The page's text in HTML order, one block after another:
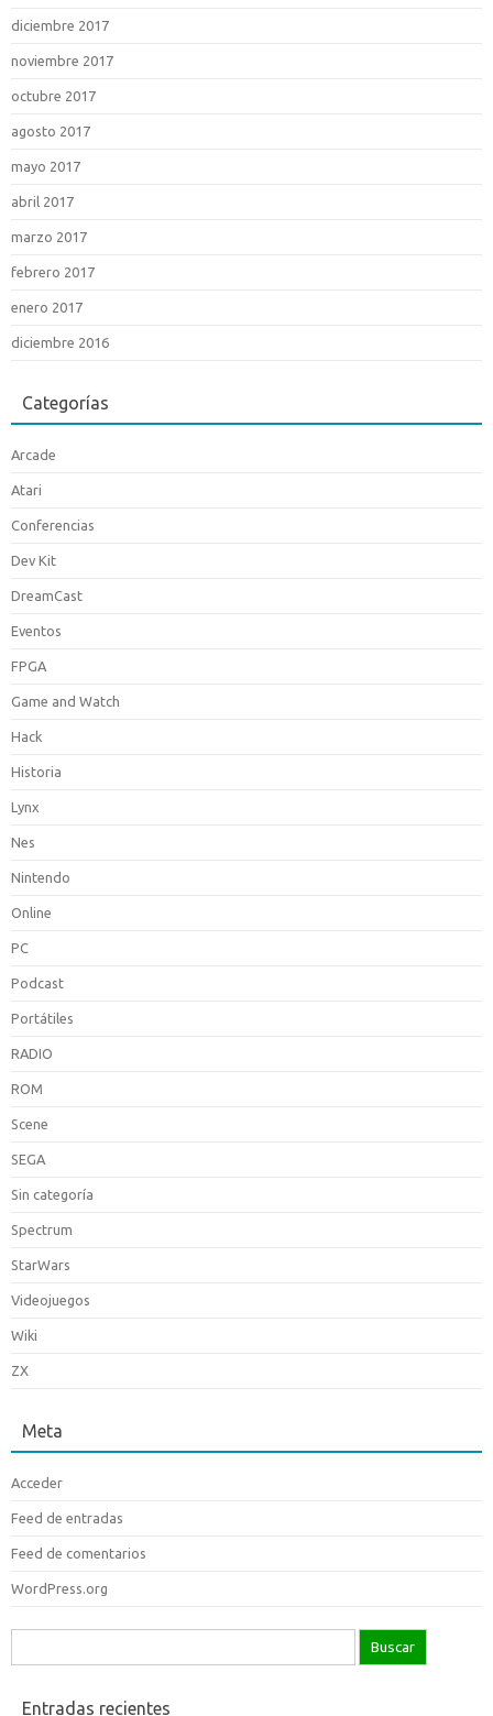
diciembre 2017
noviembre 2017
octubre 2017
agosto 2017
mayo 2017
abril 2017
marzo 2017
febrero 2017
enero 2017
diciembre 2016
Categorías
Arcade
Atari
Conferencias
Dev Kit
DreamCast
Eventos
FPGA
Game and Watch
Hack
Historia
Lynx
Nes
Nintendo
Online
PC
Podcast
Portátiles
RADIO
ROM
Scene
SEGA
Sin categoría
Spectrum
StarWars
Videojuegos
Wiki
ZX
Meta
Acceder
Feed de entradas
Feed de comentarios
WordPress.org
Entradas recientes